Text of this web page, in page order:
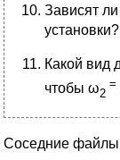
Зависят
установки?
Какой вид
чтобы ω2
=
Соседние файлы